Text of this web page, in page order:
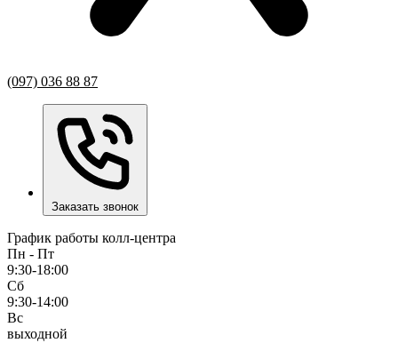
(097) 036 88 87
Заказать звонок
График работы колл-центра
Пн - Пт
9:30-18:00
Сб
9:30-14:00
Вс
выходной